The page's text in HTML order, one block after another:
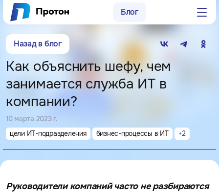
Блог
Заказать консультацию
sales@proton-group.ru
г. Москва, пр-д Электродный,
д. 8а, оф. 19
Назад в блог
Как объяснить шефу, чем
занимается служба ИТ в
компании?
цели ИТ-подразделения бизнес-процессы в ИТ +2
10 марта 2023 г.
Руководители компаний часто не разбираются